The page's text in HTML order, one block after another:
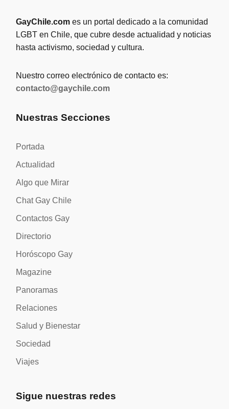
GayChile.com es un portal dedicado a la comunidad
LGBT en Chile, que cubre desde actualidad y noticias
hasta activismo, sociedad y cultura.
Nuestro correo electrónico de contacto es:
contacto@gaychile.com
Nuestras Secciones
Portada
Actualidad
Algo que Mirar
Chat Gay Chile
Contactos Gay
Directorio
Horóscopo Gay
Magazine
Panoramas
Relaciones
Salud y Bienestar
Sociedad
Viajes
Sigue nuestras redes